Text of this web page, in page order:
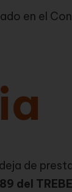
en el
de
del